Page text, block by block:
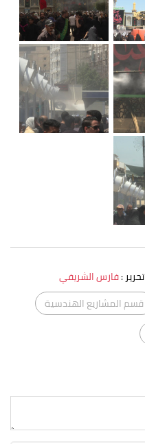
تحرير:فارس الشريفي
قسم المشاريع الهندسية